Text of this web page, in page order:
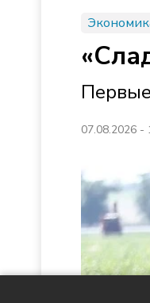
07.08.2026 -